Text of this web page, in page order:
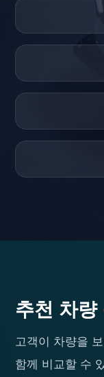
추천 차량
고객이 차량을
함께 비교할 수